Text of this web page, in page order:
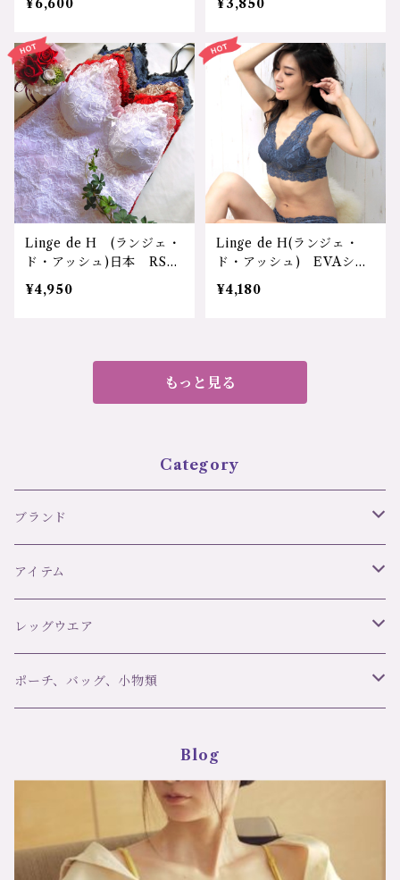
アングルブラ サイズ：Ｍ
サイズ、Ｌサイズ カラ
ー：1.ｳｸﾞｲｽ 2.ﾐﾓｻﾞ 3.ｱ
ﾛｴ 4.ｱﾔﾒ 5.ｽｽ 価格：6
600円（送料無料）
¥6,600
トブラ サイズ：Ｍ・Ｌサ
イズ カラー：ホワイト、
ピンク、モカ、レッド、ネ
イビー、ユーログレー、ブ
ラック 価格：3850円
（送料無料）
¥3,850
Linge de H (ランジェ・
ド・アッシュ)日本 RS72
1 総レースパット付キャ
ミソールブラ(ブラトッ
ビー、ユーログレー、ブラ
ック 価格：4950円（送
¥4,950
Linge de H(ランジェ・
ド・アッシュ) EVAシリ
ーズ RS730 レースパッ
ト付ソフトブラ サイズ
¥4,180
もっと見る
Category
ブランド
リズ・シャルメル LISE CHARMEL
C42 ULTRA FEMININ
オーバドゥ AUBADE
ランジェリーク L’ANGELIQUE
LJT Les Jupons de Tess
シバリス Sybaris
アイテム
ブラ＆ボトムセット
スリップ・ベビードール
ショーツ
レッグウエア
ブランド
Trasparenzeトラスパレンツェ
デザインストッキング・タイツ
定番ストッキング・タイツ
ポーチ、バッグ、小物類
Blog